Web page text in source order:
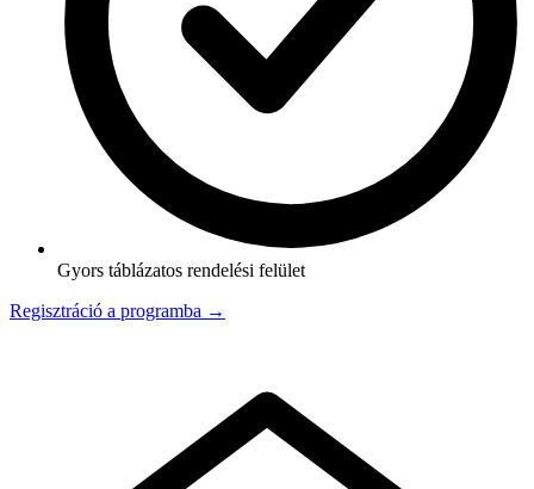
Gyors táblázatos rendelési felület
Regisztráció a programba →